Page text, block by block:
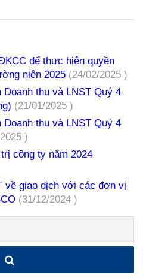
để thực hiện quyền
niên 2025 (24/02/2025 )
thu và LNST Quý 4
(21/01/2025 )
thu và LNST Quý 4
)
công ty năm 2024
về giao dịch với các đơn vị
(31/12/2024 )